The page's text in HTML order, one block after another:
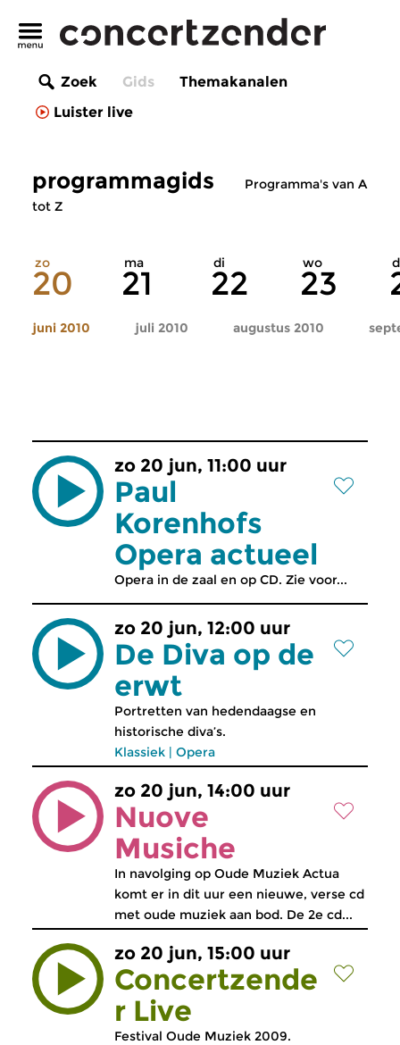
Zoek Gids
Themakanalen
Luister live
programmagids
Programma's van A
tot Z
zo
20
ma
21
di
22
wo
23
juni 2010 juli 2010 augustus 2010
zo 20 jun, 11:00 uur
Paul
Korenhofs
Opera actueel
Opera in de zaal en op CD. Zie voor...
zo 20 jun, 12:00 uur
De Diva op de
erwt
Portretten van hedendaagse en
historische diva’s.
Klassiek | Opera
zo 20 jun, 14:00 uur
Nuove
Musiche
In navolging op Oude Muziek Actua
komt er in dit uur een nieuwe, verse cd
met oude muziek aan bod. De 2e cd...
zo 20 jun, 15:00 uur
Concertzende
r Live
Festival Oude Muziek 2009.